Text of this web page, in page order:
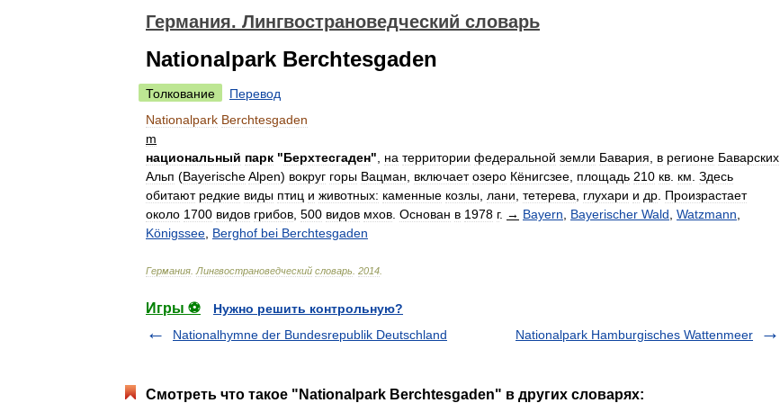
Германия. Лингвострановедческий словарь
Nationalpark Berchtesgaden
Толкование
Перевод
Nationalpark Berchtesgaden
m
национальный парк "Берхтесгаден" на территории федеральной земли Бавария в регионе Баварских
Альп (BayerischeAlpen) вокруг горы Вацман включает озеро Кёнигсзее площадь 210 кв км Здесь
обитают редкие виды птиц и животных: каменные козлы лани тетерева глухари и др Произрастает
около 1700 видов грибов 500 видов мхов Основан в 1978 г. → Bayern Bayerischer Wald Watzmann
Königssee Berghof bei Berchtesgaden
Германия Лингвострановедческий словарь 2014
Игры ⚽
Нужно решить контрольную?
Nationalhymne der Bundesrepublik Deutschland
Nationalpark Hamburgisches Wattenmeer
Смотреть что такое "Nationalpark Berchtesgaden" в других словарях: